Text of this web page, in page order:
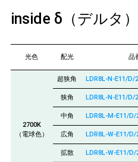
inside δ（デルタ
光色 配光 品
2700K
（電球色）
超狭角 LDR8L-N-E11/D/
狭角 LDR8L-N-E11/D/
中角 LDR8L-M-E11/
広角 LDR8L-W-E11/
拡散 LDR8L-W-E11/